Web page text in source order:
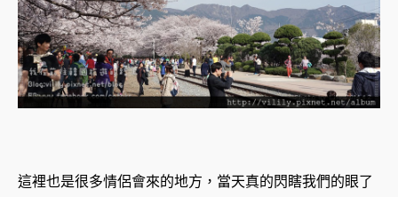
這裡也是很多情侶會來的地方，當天真的閃瞎我們的眼了